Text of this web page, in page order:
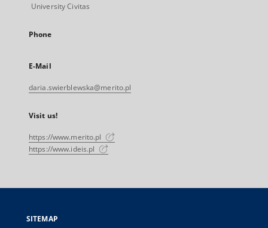
University Civitas
Phone
E-Mail
daria.swierblewska@merito.pl
Visit us!
https://www.merito.pl
https://www.ideis.pl
SITEMAP